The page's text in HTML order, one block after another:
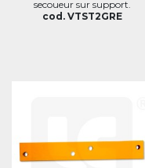
secoueur sur support.
cod. VTST2GRE